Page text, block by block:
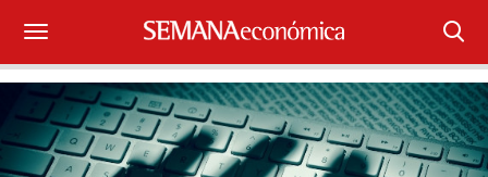
Suscríbase
Iniciar sesión